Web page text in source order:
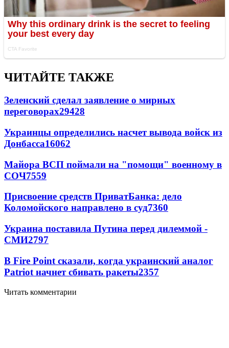
ЧИТАЙТЕ ТАКЖЕ
Зеленский сделал заявление о мирных
переговорах29428
Украинцы определились насчет вывода войск из
Донбасса16062
Майора ВСП поймали на "помощи" военному в
СОЧ7559
Присвоение средств ПриватБанка: дело
Коломойского направлено в суд7360
Украина поставила Путина перед дилеммой -
СМИ2797
В Fire Point сказали, когда украинский аналог
Patriot начнет сбивать ракеты2357
Читать комментарии